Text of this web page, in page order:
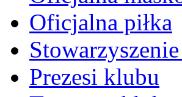
Oficjalna piłka
Prezesi klubu